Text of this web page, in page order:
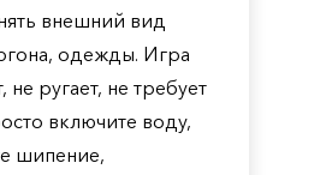
внешний вид
одежды. Игра
не ругает, не требует
включите воду,
шипение,